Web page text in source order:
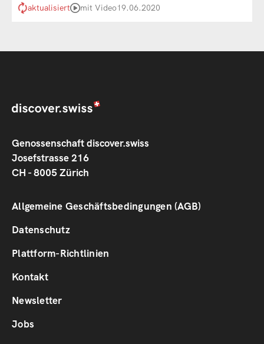
aktualisiert mit Video19.06.2020
Genossenschaft discover.swiss
Josefstrasse 216
CH - 8005 Zürich
Footer
1
Allgemeine Geschäftsbedingungen (AGB)
Datenschutz
Plattform-Richtlinien
Footer
2
Kontakt
Newsletter
Jobs